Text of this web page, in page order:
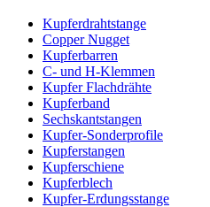
Kupferdrahtstange
Copper Nugget
Kupferbarren
C- und H-Klemmen
Kupfer Flachdrähte
Kupferband
Sechskantstangen
Kupfer-Sonderprofile
Kupferstangen
Kupferschiene
Kupferblech
Kupfer-Erdungsstange